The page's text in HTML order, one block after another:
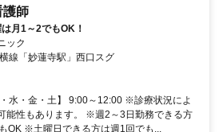
護師
月1～2でもOK！
ック
線「妙蓮寺駅」西口スグ
水・金・土】 9:00～12:00 ※診療状況によ
能性もあります。 ※週2～3日勤務できる方
OK ※土曜日できる方は週1回でも...